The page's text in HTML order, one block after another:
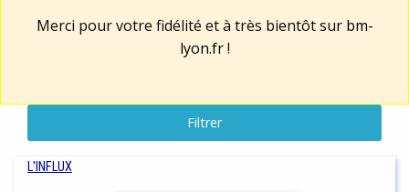
Merci pour votre fidélité et à très bientôt sur bm-
lyon.fr!
Filtrer
L'INFLUX